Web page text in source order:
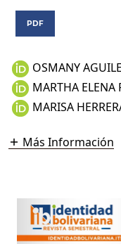
PDF
OSMANY
MARTHA ELENA
MARISA
Más Información